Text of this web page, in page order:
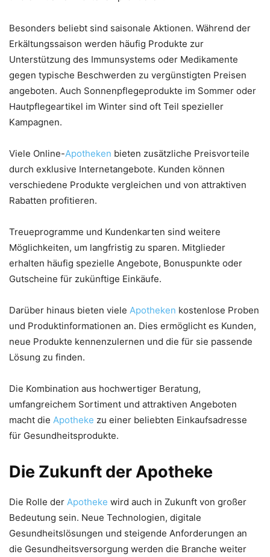
Besonders beliebt sind saisonale Aktionen. Während der
Erkältungssaison werden häufig Produkte zur
Unterstützung des Immunsystems oder Medikamente
gegen typische Beschwerden zu vergünstigten Preisen
angeboten. Auch Sonnenpflegeprodukte im Sommer oder
Hautpflegeartikel im Winter sind oft Teil spezieller
Kampagnen.
Viele Online-Apotheken bieten zusätzliche Preisvorteile
durch exklusive Internetangebote. Kunden können
verschiedene Produkte vergleichen und von attraktiven
Rabatten profitieren.
Treueprogramme und Kundenkarten sind weitere
Möglichkeiten, um langfristig zu sparen. Mitglieder
erhalten häufig spezielle Angebote, Bonuspunkte oder
Gutscheine für zukünftige Einkäufe.
Darüber hinaus bieten viele Apotheken kostenlose Proben
und Produktinformationen an. Dies ermöglicht es Kunden,
neue Produkte kennenzulernen und die für sie passende
Lösung zu finden.
Die Kombination aus hochwertiger Beratung,
umfangreichem Sortiment und attraktiven Angeboten
macht die Apotheke zu einer beliebten Einkaufsadresse
für Gesundheitsprodukte.
Die Zukunft der Apotheke
Die Rolle der Apotheke wird auch in Zukunft von großer
Bedeutung sein. Neue Technologien, digitale
Gesundheitslösungen und steigende Anforderungen an
die Gesundheitsversorgung werden die Branche weiter